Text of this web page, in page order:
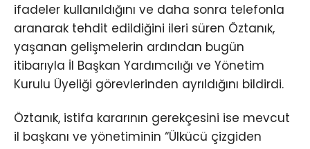
ifadeler kullanıldığını ve daha sonra telefonla
aranarak tehdit edildiğini ileri süren Öztanık,
yaşanan gelişmelerin ardından bugün
itibarıyla İl Başkan Yardımcılığı ve Yönetim
Kurulu Üyeliği görevlerinden ayrıldığını bildirdi.
Öztanık, istifa kararının gerekçesini ise mevcut
il başkanı ve yönetiminin “Ülkücü çizgiden